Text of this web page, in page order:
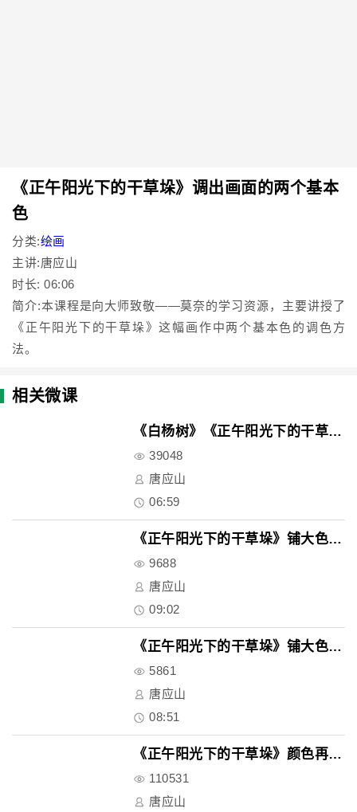
《正午阳光下的干草垛》调出画面的两个基本
色
分类:绘画
主讲:唐应山
时长: 06:06
简介:本课程是向大师致敬——莫奈的学习资源，主要讲授了
《正午阳光下的干草垛》这幅画作中两个基本色的调色方
法。
相关微课
《白杨树》《正午阳光下的干草垛..
39048
唐应山
06:59
《正午阳光下的干草垛》铺大色块..
9688
唐应山
09:02
《正午阳光下的干草垛》铺大色块..
5861
唐应山
08:51
《正午阳光下的干草垛》颜色再加..
110531
唐应山